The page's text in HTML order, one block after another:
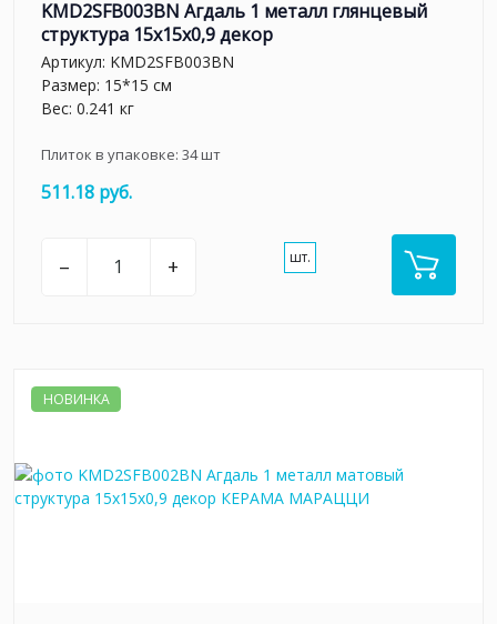
KMD2SFB003BN Агдаль 1 металл глянцевый
структура 15x15x0,9 декор
Артикул: KMD2SFB003BN
Размер: 15*15 см
Вес: 0.241 кг
Плиток в упаковке: 34шт
511.18 руб.
– + шт.
НОВИНКА